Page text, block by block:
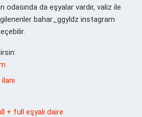
odasında da eşyalar vardır, valiz ile
bahar_ggyldz instagram
+ full eşyalı daire